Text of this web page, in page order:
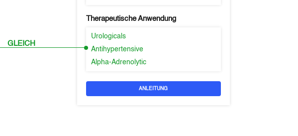
GLEICH
Therapeutische Anwendung
Urologicals
Antihypertensive
Alpha-Adrenolytic
ANLEITUNG